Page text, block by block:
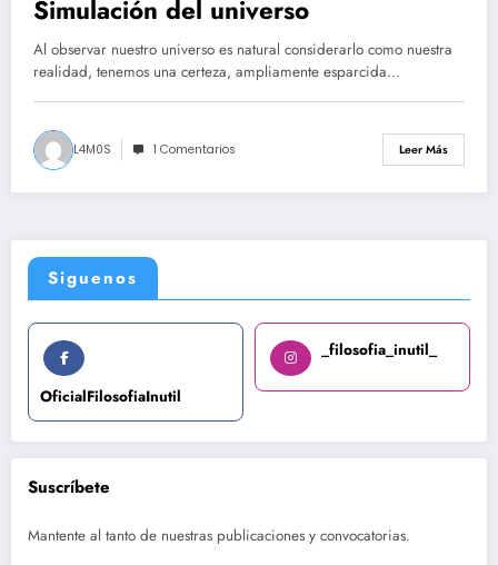
Simulación del universo
Al observar nuestro universo es natural considerarlo como nuestra
realidad, tenemos una certeza, ampliamente esparcida…
L4M0S 1 Comentarios Leer Más
Siguenos
OficialFilosofiaInutil
_filosofia_inutil_
Suscríbete
Mantente al tanto de nuestras publicaciones y convocatorias.